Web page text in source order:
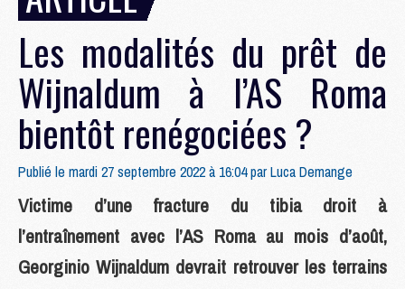
Les modalités du prêt de
Wijnaldum à l’AS Roma
bientôt renégociées ?
Publié le mardi 27 septembre 2022 à 16:04 parLuca Demange
Victime d’une fracture du tibia droit à
l’entraînement avec l’AS Roma au mois d’août,
Georginio Wijnaldum devrait retrouver les terrains